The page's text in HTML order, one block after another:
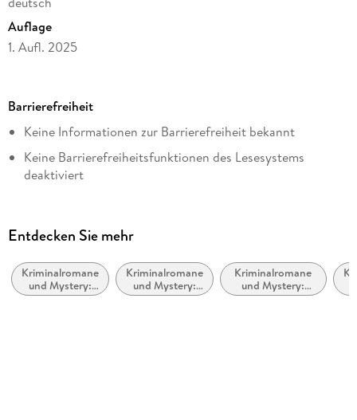
Auflage
1. Aufl. 2025
Dateigröße
3,23 MB
Reihe
Den Mörder sucht immer der Gärtner, 1
Christian Humberg
beTHRILLED
Originalsprache
Barrierefreiheit
Keine Informationen zur Barrierefreiheit bekannt
Keine Barrierefreiheitsfunktionen des Lesesystems
deaktiviert
dargestellt
Alle Texte können angepasst werden
Entdecken Sie mehr
Kriminalromane
und Mystery:
Cosy Mystery
Kriminalromane
und Mystery:
Humor
Kriminalromane
und Mystery:
Privatdetektiv /